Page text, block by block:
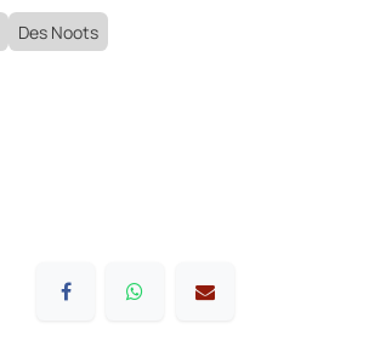
Des Noots